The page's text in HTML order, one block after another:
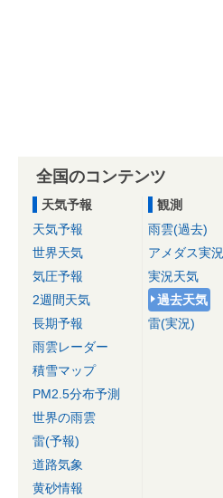
全国のコンテンツ
天気予報
天気予報
世界天気
気圧予報
2週間天気
長期予報
雨雲レーダー
積雪マップ
PM2.5分布予測
世界の雨雲
雷(予報)
道路気象
黄砂情報
観測
雨雲(過去)
アメダス実況
実況天気
過去天気
雷(実況)